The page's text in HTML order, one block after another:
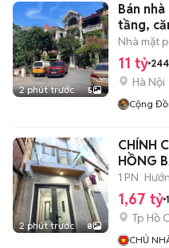
2 phút trước 5
Bán
tầng,
Nhà mặt
11 tỷ
Hà Nội
Cộng
2 phút trước 8
CHÍNH
HỒNG
1 PN
1,67 tỷ
Tp Hồ
CHỦ